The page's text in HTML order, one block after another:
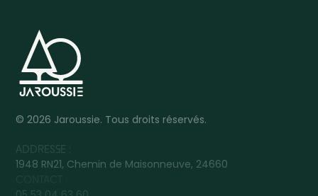
© 2026 Jaroussie. Tous droits réservés.
ADDRESSE :
1948 RN21, Chemin de Maisonneuve, 24660